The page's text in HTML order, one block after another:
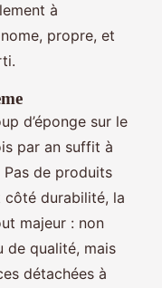
à
propre, et
d’éponge sur le
par an suffit à
de produits
côté durabilité, la
majeur : non
de qualité, mais
détachées à